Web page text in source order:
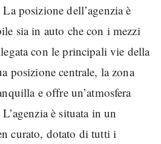
posizione dell’agenzia è
sia in auto che con i mezzi
con le principali vie della
posizione centrale, la zona
e offre un’atmosfera
è situata in un
curato, dotato di tutti i